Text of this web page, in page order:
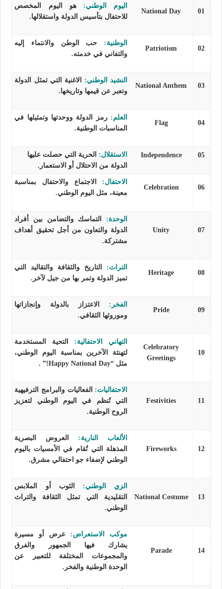
01
National Day
اليوم الوطني: هو اليوم المخصص
للاحتفال بتأسيس الدولة واستقلالها.
02
Patriotism
الوطنية: حب الوطن والانتماء إليه
والتفاني في خدمته.
03
National Anthem
النشيد الوطني: الاغنية التي تمثل الدولة
وتعبر عن قيمها وتاريخها.
04
Flag
العلم: رمز الدولة ووحدتها وتمثيلها في
المناسبات الوطنية.
05
Independence الاستقلال: الحرية التي حصلت عليها
الدولة من الاحتلال أو الاستعمار.
06
Celebration
الاحتفال: الاجتماع والاحتفال بمناسبة
معينة، مثل اليوم الوطني.
07
Unity
الوحدة: التماسك والتضامن بين أفراد
الدولة والتعاون من أجل تحقيق أهداف
مشتركة.
08
Heritage
التراث: التاريخ والثقافة والتقاليد التي
تميز الدولة وتمر بها من جيل لآخر.
09
Pride
الفخر: الاعتزاز بالدولة وإنجازاتها
وموروثها الثقافي.
10
Celebratory
Greetings
التهاني الاحتفالية: التحية المستخدمة
لتهنئة الآخرين بمناسبة اليوم الوطني،
مثل “Happy National Day!” .
11
Festivities
الاحتفاليات: الفعاليات والبرامج الترفيهية
التي تُنظم في اليوم الوطني لتعزيز
الروح الوطنية.
12
Fireworks
الألعاب النارية: العروض البصرية
المذهلة التي تُقام في الأمسيات باليوم
الوطني لإضفاء جو احتفالي مشرق.
13
National Costume
الزي الوطني: الثوب أو الملابس
التقليدية التي تمثل الثقافة والتراث
الوطني.
14
Parade
موكب الاستعراض: عرض أو مسيرة
يشارك فيها الجمهور والفرق
والمجموعات المختلفة للتعبير عن
الوحدة الوطنية والفخر.